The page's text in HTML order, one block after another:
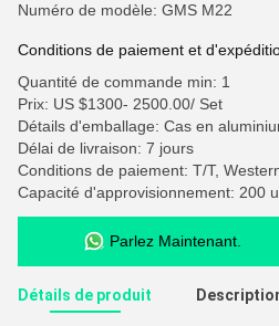
Numéro de modèle: GMS M22
Conditions de paiement et
Quantité de commande min: 1
Prix: US $1300- 2500.00/ Set
Détails d'emballage: Cas en
Délai de livraison: 7 jours
Conditions de paiement: T/T,
Capacité d'approvisionnement: 200
Parlez Maintenant.
Détails de produit